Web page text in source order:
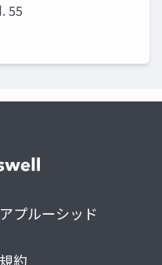
55
プルーシッド
約